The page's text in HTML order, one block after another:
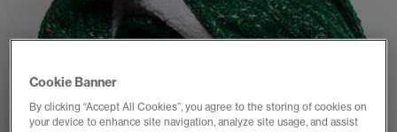
Cookie Banner
By clicking “Accept All Cookies”, you agree to the storing of cookies on
your device to enhance site navigation, analyze site usage, and assist